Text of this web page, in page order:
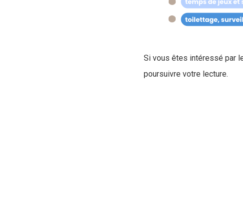
Si vous êtes intéressé par
poursuivre votre lecture.